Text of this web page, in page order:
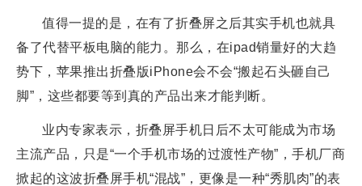
值得一提的是，在有了折叠屏之后其实手机也就具
备了代替平板电脑的能力。那么，在ipad销量好的大趋
势下，苹果推出折叠版iPhone会不会“搬起石头砸自己
脚”，这些都要等到真的产品出来才能判断。
业内专家表示，折叠屏手机日后不太可能成为市场
主流产品，只是“一个手机市场的过渡性产物”，手机厂商
掀起的这波折叠屏手机“混战”，更像是一种“秀肌肉”的表